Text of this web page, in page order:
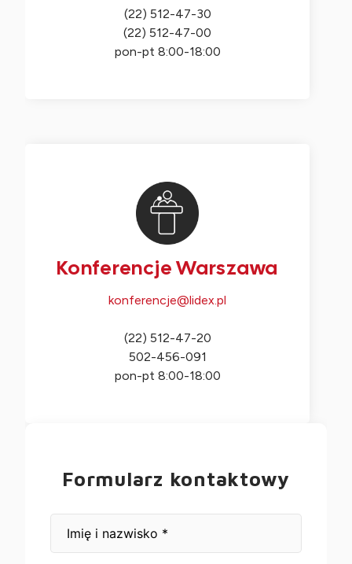
(22) 512-47-30
(22) 512-47-00
pon-pt 8:00-18:00
Konferencje Warszawa
konferencje@lidex.pl
(22) 512-47-20
502-456-091
pon-pt 8:00-18:00
Formularz kontaktowy